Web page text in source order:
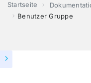
Startseite
Benutzer Gruppe